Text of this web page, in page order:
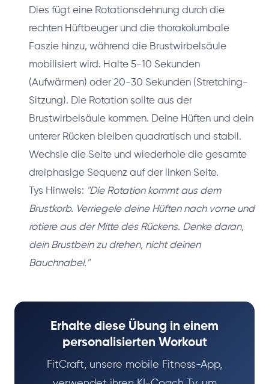
Dies fügt eine Rotationsdehnung durch die
rechten Hüftbeuger und die thorakolumbale
Faszie hinzu, während die Brustwirbelsäule
mobilisiert wird. Halte 5-10 Sekunden
(Aufwärmen) oder 20-30 Sekunden (Stretching-
Sitzung). Die Rotation sollte aus der
Brustwirbelsäule kommen. Deine Hüften und dein
unterer Rücken bleiben quadratisch und stabil.
Wechsle die Seite und wiederhole die gesamte
dreiphasige Sequenz auf der linken Seite.
Tys Hinweis: "Die Rotation kommt aus dem
Brustkorb. Verriegele deine Hüften nach vorne und
rotiere aus der Mitte des Rückens. Denke daran,
dein Brustbein zu drehen, nicht deinen
Bauchnabel."
Erhalte diese Übung in einem
personalisierten Workout
FitCraft, unsere mobile Fitness-App,